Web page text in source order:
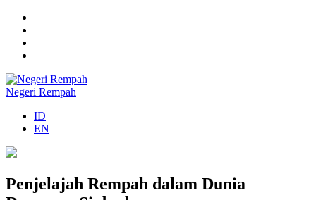
Negeri Rempah
ID
EN
Penjelajah Rempah dalam Dunia